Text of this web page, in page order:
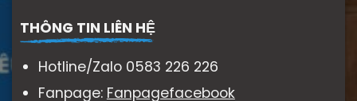
THÔNG TIN LIÊN HỆ
Hotline/Zalo 0583 226 226
Fanpage: Fanpagefacebook